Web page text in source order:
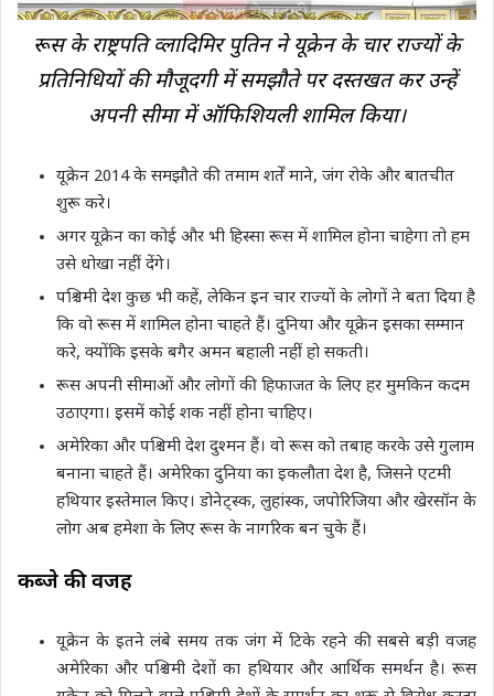
रूस के राष्ट्रपति व्लादिमिर पुतिन ने यूक्रेन के चार राज्यों के
प्रतिनिधियों की मौजूदगी में समझौते पर दस्तखत कर उन्हें
अपनी सीमा में ऑफिशियली शामिल किया।
यूक्रेन 2014 के समझौते की तमाम शर्तें माने, जंग रोके और बातचीत
शुरू करे।
अगर यूक्रेन का कोई और भी हिस्सा रूस में शामिल होना चाहेगा तो हम
उसे धोखा नहीं देंगे।
पश्चिमी देश कुछ भी कहें, लेकिन इन चार राज्यों के लोगों ने बता दिया है
कि वो रूस में शामिल होना चाहते हैं। दुनिया और यूक्रेन इसका सम्मान
करे, क्योंकि इसके बगैर अमन बहाली नहीं हो सकती।
रूस अपनी सीमाओं और लोगों की हिफाजत के लिए हर मुमकिन कदम
उठाएगा। इसमें कोई शक नहीं होना चाहिए।
अमेरिका और पश्चिमी देश दुश्मन हैं। वो रूस को तबाह करके उसे गुलाम
बनाना चाहते हैं। अमेरिका दुनिया का इकलौता देश है, जिसने एटमी
हथियार इस्तेमाल किए। डोनेट्स्क, लुहांस्क, जपोरिजिया और खेरसॉन के
लोग अब हमेशा के लिए रूस के नागरिक बन चुके हैं।
कब्जे की वजह
यूक्रेन के इतने लंबे समय तक जंग में टिके रहने की सबसे बड़ी वजह
अमेरिका और पश्चिमी देशों का हथियार और आर्थिक समर्थन है। रूस